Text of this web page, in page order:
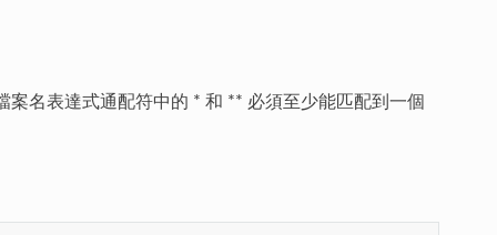
名表達式通配符中的 * 和 ** 必須至少能匹配到一個